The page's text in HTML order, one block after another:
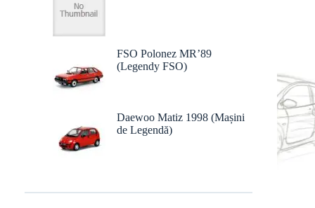
FSO Polonez MR’89
(Legendy FSO)
Daewoo Matiz 1998 (Mașini
de Legendă)